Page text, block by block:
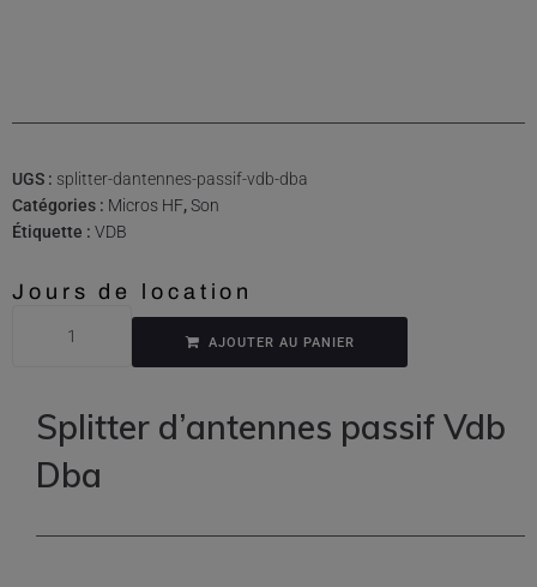
UGS : splitter-dantennes-passif-vdb-dba
Catégories : Micros HF,Son
Étiquette : VDB
Jours de location
AJOUTER AU PANIER
Splitter d’antennes passif Vdb
Dba